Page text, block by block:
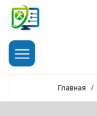
Главная /